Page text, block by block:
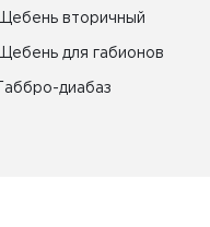
Щебень вторичный
Щебень для габионов
Габбро-диабаз